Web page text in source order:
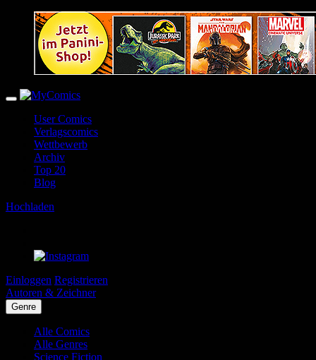
User Comics
Verlagscomics
Wettbewerb
Archiv
Top 20
Blog
Hochladen
Einloggen Registrieren
Autoren & Zeichner
Genre
Alle Comics
Alle Genres
Science Fiction